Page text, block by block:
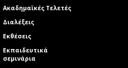
Ακαδημαϊκές Τελετές
Διαλέξεις
Εκθέσεις
Εκπαιδευτικά
σεμινάρια